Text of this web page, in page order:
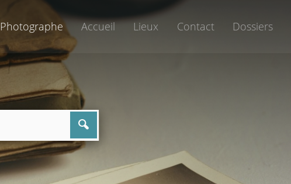
Photographe Accueil Lieux Contact Dossiers